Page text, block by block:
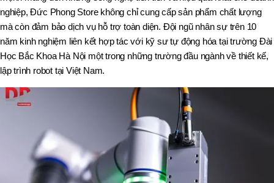
nghiệp, Đức Phong Store không chỉ cung cấp sản phẩm chất lượng
mà còn đảm bảo dịch vụ hỗ trợ toàn diện. Đội ngũ nhân sự trên 10
năm kinh nghiệm liên kết hợp tác với kỹ sư tự động hóa tại trường Đài
Học Bắc Khoa Hà Nội một trong những trường đầu ngành về thiết kế,
lập trình robot tại Việt Nam.